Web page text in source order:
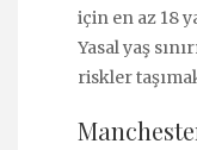
için en az 18
Yasal yaş
riskler